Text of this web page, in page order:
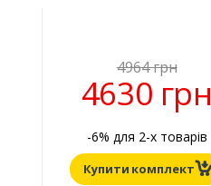
4964 грн
4630 грн
-6% для 2-х товарів
Купити комплект